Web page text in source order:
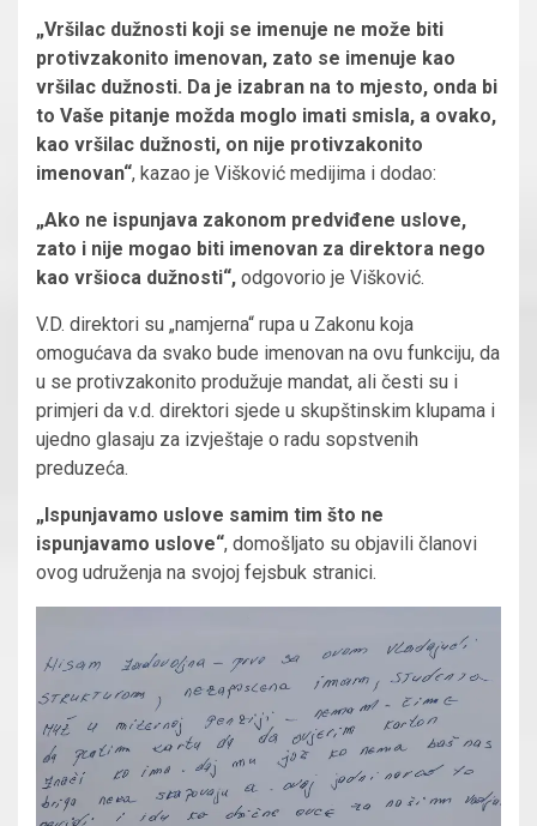
„Vršilac dužnosti koji se imenuje ne može biti
protivzakonito imenovan, zato se imenuje kao
vršilac dužnosti. Da je izabran na to mjesto, onda bi
to Vaše pitanje možda moglo imati smisla, a ovako,
kao vršilac dužnosti, on nije protivzakonito
imenovan“, kazao je Višković medijima i dodao:
„Ako ne ispunjava zakonom predviđene uslove,
zato i nije mogao biti imenovan za direktora nego
kao vršioca dužnosti“, odgovorio je Višković.
V.D. direktori su „namjerna“ rupa u Zakonu koja
omogućava da svako bude imenovan na ovu funkciju, da
u se protivzakonito produžuje mandat, ali česti su i
primjeri da v.d. direktori sjede u skupštinskim klupama i
ujedno glasaju za izvještaje o radu sopstvenih
preduzeća.
„Ispunjavamo uslove samim tim što ne
ispunjavamo uslove“, domošljato su objavili članovi
ovog udruženja na svojoj fejsbuk stranici.